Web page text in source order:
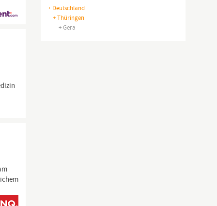
+ Deutschland
+ Thüringen
+ Gera